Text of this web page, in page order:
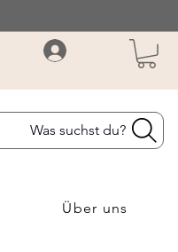
Was suchst du?
Über uns